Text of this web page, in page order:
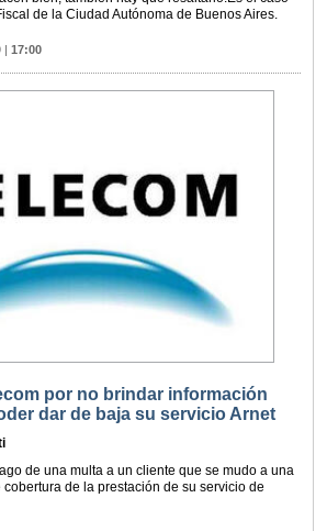
de la Ciudad Autónoma de Buenos Aires.
17:00
por no brindar información
dar de baja su servicio Arnet
de una multa a un cliente que se mudo a una
de la prestación de su servicio de